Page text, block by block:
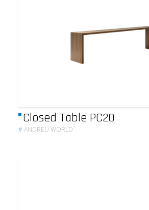
Closed Table PC20
#ANDREU WORLD